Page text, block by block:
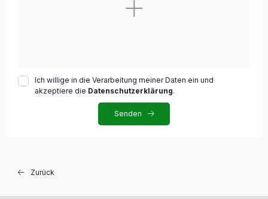
Ich willige in die Verarbeitung meiner Daten ein und
akzeptiere die Datenschutzerklärung.
Senden
Zurück